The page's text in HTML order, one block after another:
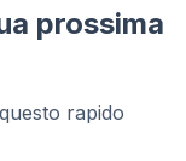
prossima
rapido